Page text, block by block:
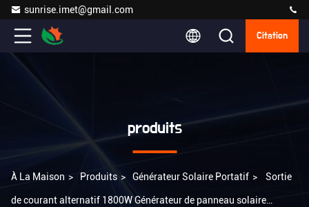
sunrise.imet@gmail.com
Citation
produits
À La Maison > Produits > Générateur Solaire Portatif > Sortie
de courant alternatif 1800W Générateur de panneau solaire